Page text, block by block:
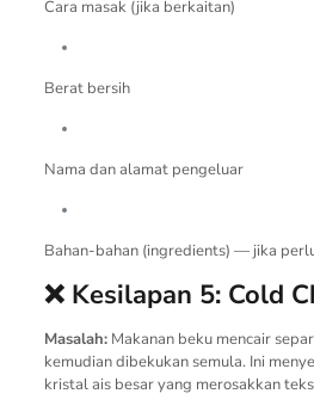
Cara masak (jika berkaitan)
Berat bersih
Nama dan alamat pengeluar
Bahan-bahan (ingredients) — jika
❌ Kesilapan 5: Cold
Masalah:Makanan beku mencair
kemudian dibekukan semula. Ini
kristal ais besar yang merosakkan